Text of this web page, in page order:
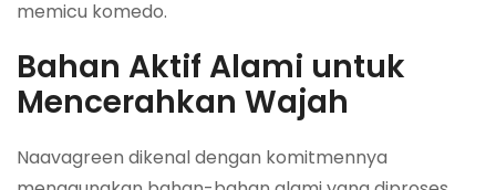
memicu komedo.
Bahan Aktif Alami untuk
Mencerahkan Wajah
Naavagreen dikenal dengan komitmennya